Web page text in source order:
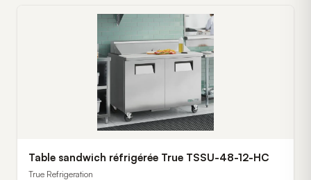
Table sandwich réfrigérée True TSSU-48-12-HC
True Refrigeration